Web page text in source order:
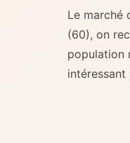
Le marché
(60), on
population